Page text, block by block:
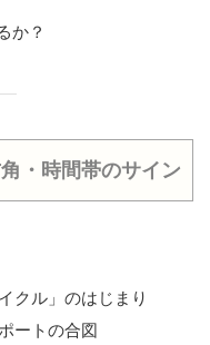
か？
・時間帯のサイン
クル」のはじまり
ートの合図